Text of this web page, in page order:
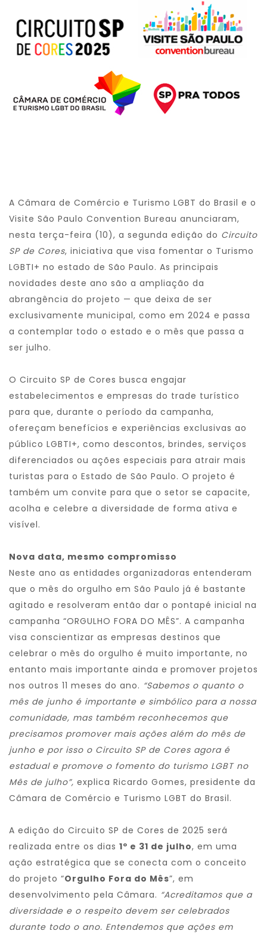
A Câmara de Comércio e Turismo LGBT do Brasil e o
Visite São Paulo Convention Bureau anunciaram,
nesta terça-feira (10), a segunda edição do Circuito
SP de Cores, iniciativa que visa fomentar o Turismo
LGBTI+ no estado de São Paulo. As principais
novidades deste ano são a ampliação da
abrangência do projeto — que deixa de ser
exclusivamente municipal, como em 2024 e passa
a contemplar todo o estado e o mês que passa a
ser julho.
O Circuito SP de Cores busca engajar
estabelecimentos e empresas do trade turístico
para que, durante o período da campanha,
ofereçam benefícios e experiências exclusivas ao
público LGBTI+, como descontos, brindes, serviços
diferenciados ou ações especiais para atrair mais
turistas para o Estado de São Paulo. O projeto é
também um convite para que o setor se capacite,
acolha e celebre a diversidade de forma ativa e
visível.
Nova data, mesmo compromisso
Neste ano as entidades organizadoras entenderam
que o mês do orgulho em São Paulo já é bastante
agitado e resolveram então dar o pontapé inicial na
campanha “ORGULHO FORA DO MÊS”. A campanha
visa conscientizar as empresas destinos que
celebrar o mês do orgulho é muito importante, no
entanto mais importante ainda e promover projetos
nos outros 11 meses do ano. “Sabemos o quanto o
mês de junho é importante e simbólico para a nossa
comunidade, mas também reconhecemos que
precisamos promover mais ações além do mês de
junho e por isso o Circuito SP de Cores agora é
estadual e promove o fomento do turismo LGBT no
Mês de julho”, explica Ricardo Gomes, presidente da
Câmara de Comércio e Turismo LGBT do Brasil.
A edição do Circuito SP de Cores de 2025 será
realizada entre os dias 1º e 31 de julho, em uma
ação estratégica que se conecta com o conceito
do projeto “Orgulho Fora do Mês”, em
desenvolvimento pela Câmara. “Acreditamos que a
diversidade e o respeito devem ser celebrados
durante todo o ano. Entendemos que ações em